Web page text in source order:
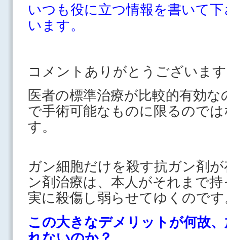
いつも役に立つ情報を書いて
います。
コメントありがとうございま
医者の標準治療が比較的有効
で手術可能なものに限るので
す。
ガン細胞だけを殺す抗ガン剤
ン剤治療は、本人がそれまで
実に殺傷し弱らせてゆくので
この大きなデメリットが何故